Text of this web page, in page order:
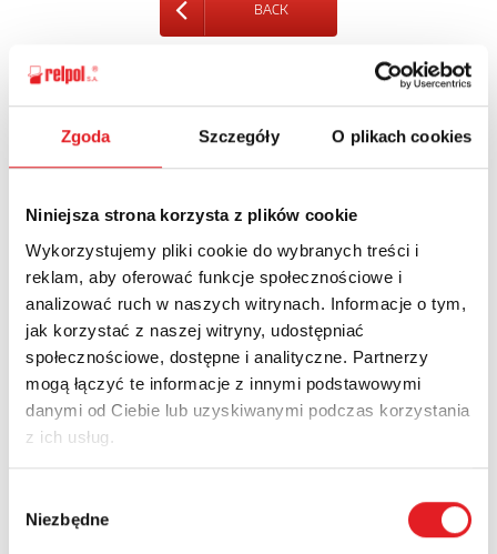
Zgoda Szczegóły O plikach cookies
Niniejsza strona korzysta z plików cookie
Wykorzystujemy pliki cookie do wybranych treści i
reklam, aby oferować funkcje społecznościowe i
analizować ruch w naszych witrynach. Informacje o tym,
jak korzystać z naszej witryny, udostępniać
społecznościowe, dostępne i analityczne. Partnerzy
mogą łączyć te informacje z innymi podstawowymi
danymi od Ciebie lub uzyskiwanymi podczas korzystania
z ich usług.
zgody
Niezbędne
BACK
Ask for the details of the offer
Email: *
Company: